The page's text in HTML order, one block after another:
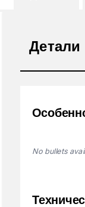
Детали
No bullets